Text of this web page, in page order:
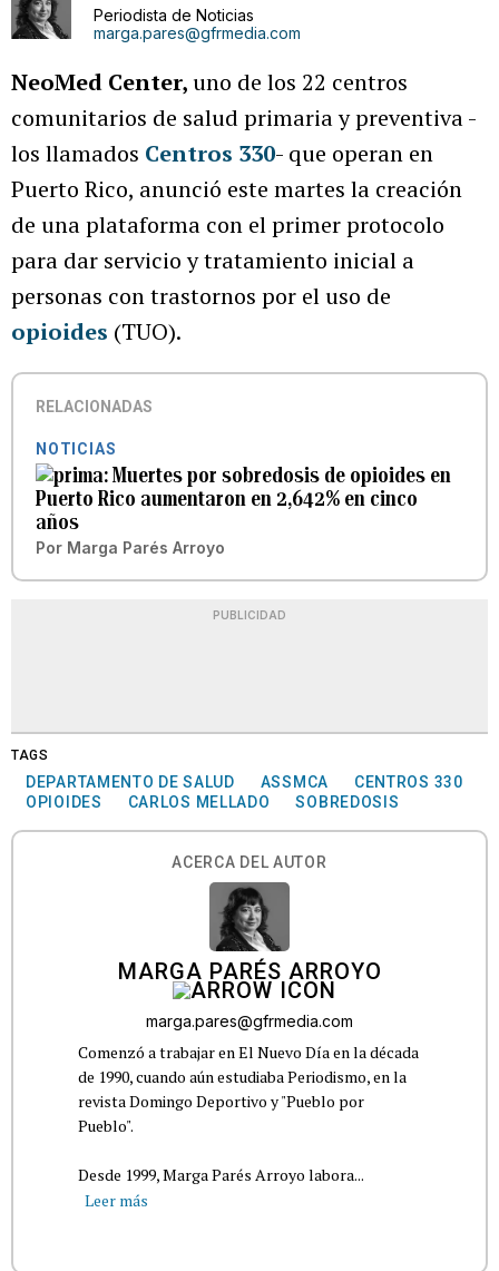
Periodista de Noticias
marga.pares@gfrmedia.com
NeoMed Center, uno de los 22 centros
comunitarios de salud primaria y preventiva -
los llamados Centros 330- que operan en
Puerto Rico, anunció este martes la creación
de una plataforma con el primer protocolo
para dar servicio y tratamiento inicial a
personas con trastornos por el uso de
opioides (TUO).
RELACIONADAS
NOTICIAS
Muertes por sobredosis de opioides en
Puerto Rico aumentaron en 2,642% en cinco
años
Por Marga Parés Arroyo
PUBLICIDAD
TAGS
DEPARTAMENTO DE SALUD ASSMCA
CENTROS 330
OPIOIDES
CARLOS MELLADO SOBREDOSIS
ACERCA DEL AUTOR
MARGA PARÉS ARROYO
marga.pares@gfrmedia.com
Comenzó a trabajar en El Nuevo Día en la década
de 1990, cuando aún estudiaba Periodismo, en la
revista Domingo Deportivo y "Pueblo por
Pueblo".
Desde 1999, Marga Parés Arroyo labora...
Leer más